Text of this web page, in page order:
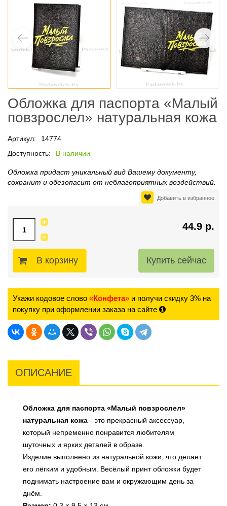
Обложка для паспорта «Малый
повзрослел» натуральная кожа
Артикул:
14774
Доступность:
В наличии
Обложка придаст уникальный вид Вашему документу,
сохранит и обезопасит от неблагоприятных воздействий.
Добавить в избранное
44.9 р.
В корзину
Укажи кодовое слово «Конфета» и получи скидку 3% на
покупку при оформлении заказа на сайте
ОПИСАНИЕ
Обложка для паспорта «Малый повзрослел»
натуральная кожа - это прекрасный аксессуар,
который непременно понравится любителям
шуточных и ярких деталей в образе.
Изделие выполнено из натуральной кожи, что делает
его лёгким и удобным. Весёлый принт обложки будет
поднимать настроение вам и окружающим день за
днём.